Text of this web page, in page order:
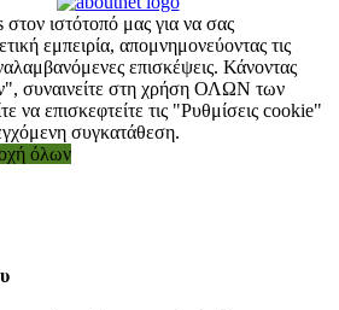
ιστότοπό μας για να σας
εμπειρία, απομνημονεύοντας τις
επισκέψεις. Κάνοντας
συναινείτε στη χρήση ΟΛΩΝ των
να επισκεφτείτε τις "Ρυθμίσεις cookie"
συγκατάθεση.
όλων